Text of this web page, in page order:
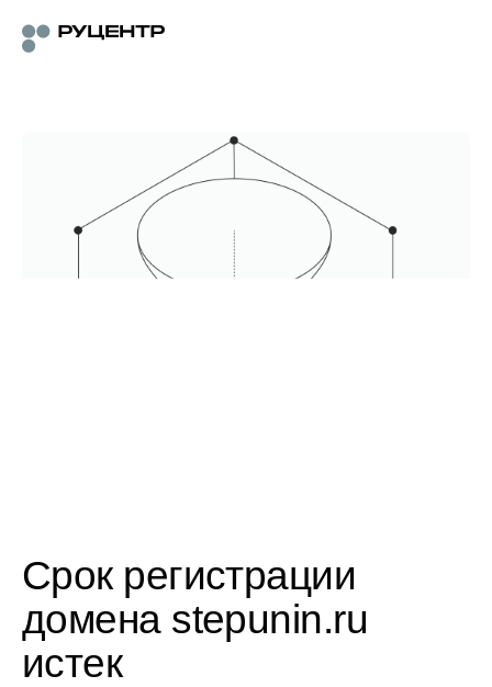
Срок регистрации
домена stepunin.ru
истек